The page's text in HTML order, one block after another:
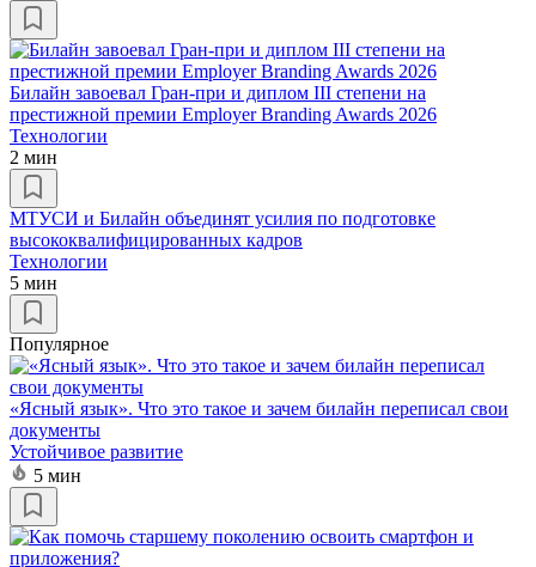
Билайн завоевал Гран-при и диплом III степени на
престижной премии Employer Branding Awards 2026
Технологии
2 мин
МТУСИ и Билайн объединят усилия по подготовке
высококвалифицированных кадров
Технологии
5 мин
Популярное
«Ясный язык». Что это такое и зачем билайн переписал свои
документы
Устойчивое развитие
5 мин